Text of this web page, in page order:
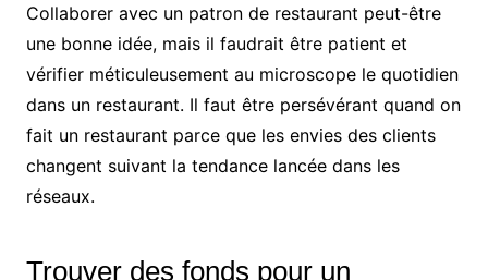
Collaborer avec un patron de restaurant peut-être
une bonne idée, mais il faudrait être patient et
vérifier méticuleusement au microscope le quotidien
dans un restaurant. Il faut être persévérant quand on
fait un restaurant parce que les envies des clients
changent suivant la tendance lancée dans les
réseaux.
Trouver des fonds pour un